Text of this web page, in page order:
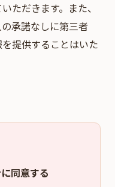
ただきます。また、
承諾なしに第三者
を提供することはいた
同意する